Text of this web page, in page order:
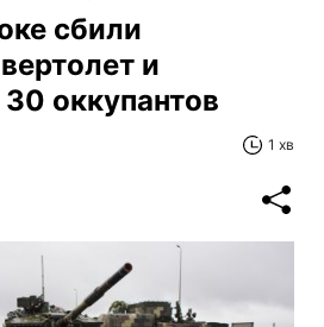
сбили
и
оккупантов
1 хв